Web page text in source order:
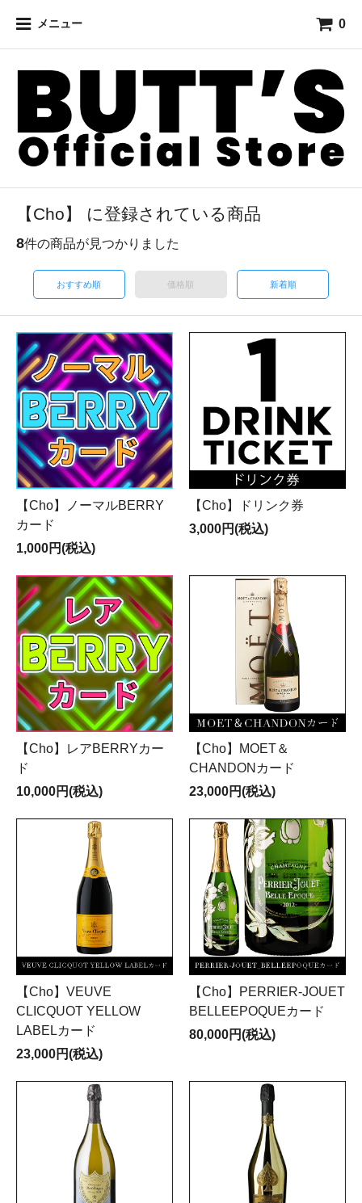
メニュー 0
【Cho】 に登録されている商品
8件の商品が見つかりました
おすすめ順 価格順 新着順
【Cho】ノーマルBERRY
カード
1,000円(税込)
【Cho】ドリンク券
3,000円(税込)
【Cho】レアBERRYカー
ド
10,000円(税込)
【Cho】MOET＆
CHANDONカード
23,000円(税込)
【Cho】VEUVE
CLICQUOT YELLOW
LABELカード
23,000円(税込)
【Cho】PERRIER-JOUET
BELLEEPOQUEカード
80,000円(税込)